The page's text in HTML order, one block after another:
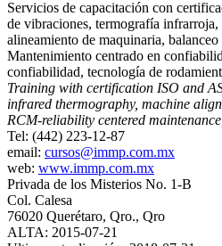
Servicios de capacitación con
de vibraciones, termografía
alineamiento de maquinaria,
Mantenimiento centrado en
confiabilidad, tecnología de
Training with certification ISO and
infrared thermography, machine
RCM-reliability centered
Tel: (442) 223-12-87
email: cursos@immp.com.mx
web: www.immp.com.mx
Privada de los Misterios No. 1-B
Col. Calesa
76020 Querétaro, Qro., Qro
ALTA: 2015-07-21